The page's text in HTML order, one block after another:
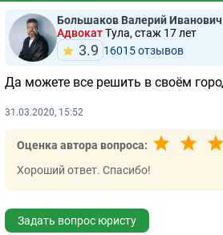
Большаков Валерий Иванович
АдвокатТула, стаж 17 лет
3.9 16015 отзывов
Да можете все решить в своём
31.03.2020, 15:52
Оценка автора вопроса:
Хороший ответ. Спасибо!
Задать вопрос юристу